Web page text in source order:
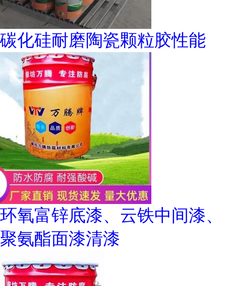
碳化硅耐磨陶瓷颗粒胶性能
环氧富锌底漆、云铁中间漆、
聚氨酯面漆清漆